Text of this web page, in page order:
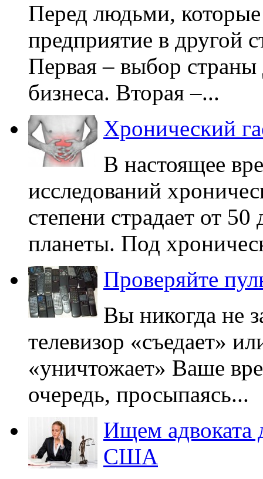
Перед людьми, которые
предприятие в другой
Первая – выбор страны
бизнеса. Вторая –...
Хронический
В настоящее
исследований
степени страдает от
планеты. Под
Проверяйте
Вы никогда не
телевизор «съедает»
«уничтожает» Ваше
очередь, просыпаясь...
Ищем адвоката
США